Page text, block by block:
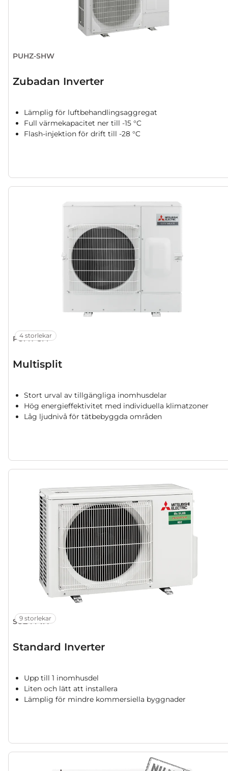
PUHZ-SHW
Zubadan Inverter
Lämplig för luftbehandlingsaggregat
Full värmekapacitet ner till -15 °C
Flash-injektion för drift till -28 °C
4 storlekar
PUMY-SM
Multisplit
Stort urval av tillgängliga inomhusdelar
Hög energieffektivitet med individuella klimatzoner
Låg ljudnivå för tätbebyggda områden
9 storlekar
SUZ-M VA
Standard Inverter
Upp till 1 inomhusdel
Liten och lätt att installera
Lämplig för mindre kommersiella byggnader